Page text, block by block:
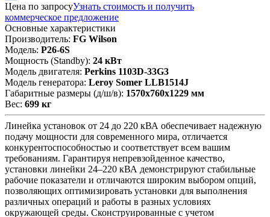
Цена по запросуУзнать стоимость и получить
коммерческое предложение
Основные характеристики
Производитель: FG Wilson
Модель: P26-6S
Мощность (Standby): 24 кВт
Модель двигателя: Perkins 1103D-33G3
Модель генератора: Leroy Somer LLB1514J
Габаритные размеры (д/ш/в): 1570x760x1229 мм
Вес: 699 кг
Линейка установок от 24 до 220 кВА обеспечивает надежную
подачу мощности для современного мира, отличается
конкурентоспособностью и соответствует всем вашим
требованиям. Гарантируя непревзойденное качество,
установки линейки 24–220 кВА демонстрируют стабильные
рабочие показатели и отличаются широким выбором опций,
позволяющих оптимизировать установки для выполнения
различных операций и работы в разных условиях
окружающей среды. Сконструированные с учетом